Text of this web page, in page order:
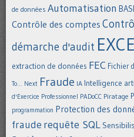
de données Automatisation
Contrôle des comptes
démarche d'audit
extraction de données FEC Fichier
To... Next Fraude IA Intelligence
d'Exercice Professionnel PADoCC Piratage
programmation Protection des
fraude requête SQL